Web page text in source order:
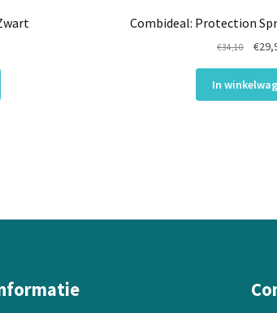
Combideal: Protection
€34,10
was:
€
In